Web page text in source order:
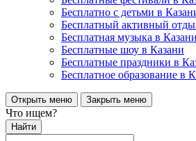
Бесплатно с детьми в
Бесплатный активный
Бесплатная музыка в Казани
Бесплатные шоу в Казани
Бесплатные праздники в
Бесплатное образование в
Открыть меню Закрыть меню
Что ищем?
Найти